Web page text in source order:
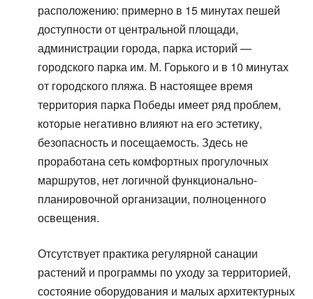
расположению: примерно в 15 минутах пешей
доступности от центральной площади,
администрации города, парка историй —
городского парка им. М. Горького и в 10 минутах
от городского пляжа. В настоящее время
территория парка Победы имеет ряд проблем,
которые негативно влияют на его эстетику,
безопасность и посещаемость. Здесь не
проработана сеть комфортных прогулочных
маршрутов, нет логичной функционально-
планировочной организации, полноценного
освещения.
Отсутствует практика регулярной санации
растений и программы по уходу за территорией,
состояние оборудования и малых архитектурных